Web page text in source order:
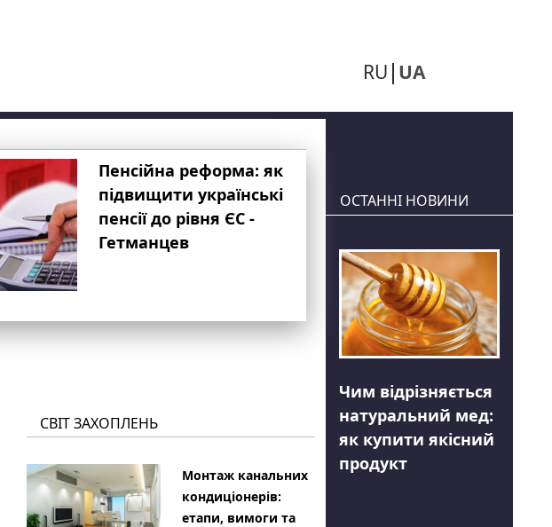
RU UA
Пенсійна реформа: як
підвищити українські
пенсії до рівня ЄС -
Гетманцев
СВІТ ЗАХОПЛЕНЬ
Монтаж канальних
кондиціонерів:
етапи, вимоги та
ОСТАННІ НОВИНИ
Чим відрізняється
натуральний мед:
як купити якісний
продукт